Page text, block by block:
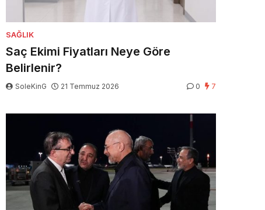
SAĞLIK
Saç Ekimi Fiyatları Neye Göre
Belirlenir?
SoleKinG 21 Temmuz 2026 0 7